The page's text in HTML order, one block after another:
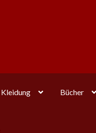
Kleidung Bücher